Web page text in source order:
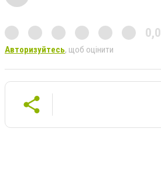
0,0
Авторизуйтесь, щоб оцінити